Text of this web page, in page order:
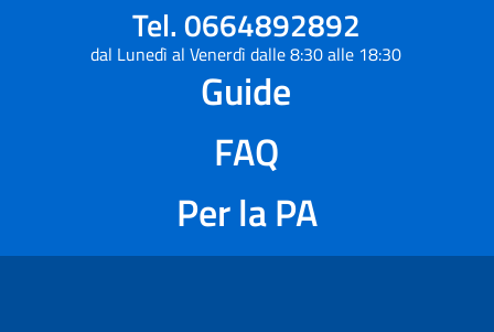
Tel. 0664892892
dal Lunedì al Venerdì dalle 8:30 alle 18:30
Guide
FAQ
Per la PA